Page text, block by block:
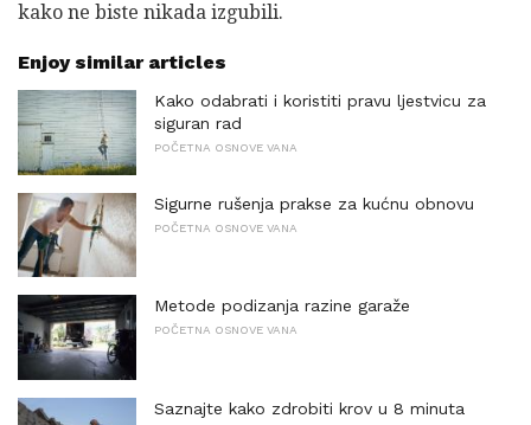
kako ne biste nikada izgubili.
Enjoy similar articles
Kako odabrati i koristiti pravu ljestvicu za
siguran rad
POČETNA OSNOVE VANA
Sigurne rušenja prakse za kućnu obnovu
POČETNA OSNOVE VANA
Metode podizanja razine garaže
POČETNA OSNOVE VANA
Saznajte kako zdrobiti krov u 8 minuta